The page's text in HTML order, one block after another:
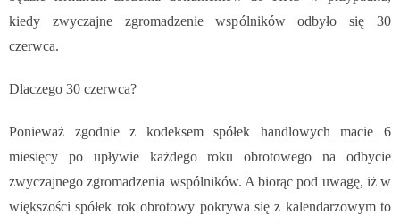
kiedy zwyczajne zgromadzenie wspólników odbyło się 30
czerwca.
Dlaczego 30 czerwca?
Ponieważ zgodnie z kodeksem spółek handlowych macie 6
miesięcy po upływie każdego roku obrotowego na odbycie
zwyczajnego zgromadzenia wspólników. A biorąc pod uwagę, iż w
większości spółek rok obrotowy pokrywa się z kalendarzowym to